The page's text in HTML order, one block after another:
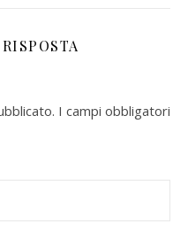
I campi obbligatori